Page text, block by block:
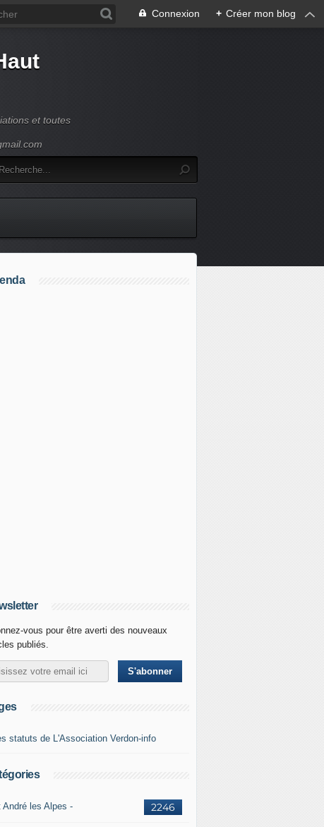
Connexion + Créer mon blog
et toutes
vous pour être averti des nouveaux
publiés.
statuts de L'Association Verdon-info
2246
André les Alpes -